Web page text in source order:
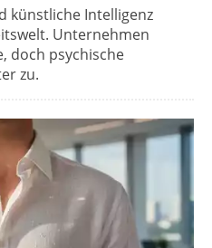
künstliche Intelligenz
Unternehmen
doch psychische
zu.